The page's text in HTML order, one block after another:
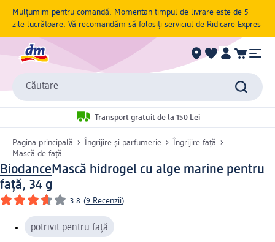
Mulțumim pentru comandă. Momentan timpul de livrare este de 5
zile lucrătoare. Vă recomandăm să folosiți serviciul de Ridicare Expres
Căutare
Transport gratuit de la 150 Lei
Pagina principală Îngrijire și parfumerie
Îngrijire față
Mască de față
BiodanceMască hidrogel cu alge marine pentru
față, 34 g
3.8 (9 Recenzii)
potrivit pentru față